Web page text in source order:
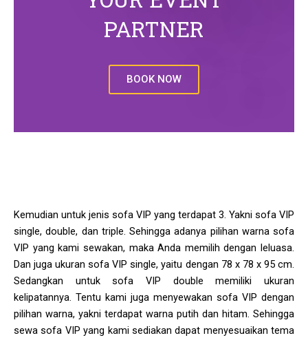
PARTNER
BOOK NOW
Kemudian untuk jenis sofa VIP yang terdapat 3. Yakni sofa VIP
single, double, dan triple. Sehingga adanya pilihan warna sofa
VIP yang kami sewakan, maka Anda memilih dengan leluasa.
Dan juga ukuran sofa VIP single, yaitu dengan 78 x 78 x 95 cm.
Sedangkan untuk sofa VIP double memiliki ukuran
kelipatannya. Tentu kami juga menyewakan sofa VIP dengan
pilihan warna, yakni terdapat warna putih dan hitam. Sehingga
sewa sofa VIP yang kami sediakan dapat menyesuaikan tema